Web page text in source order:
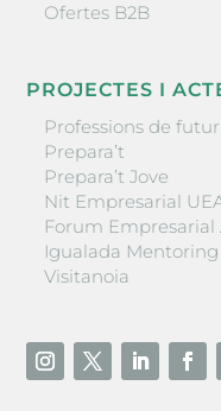
Ofertes B2B
PROJECTES I
Professions de futur
Prepara’t
Prepara’t Jove
Nit Empresarial
Forum Empresarial
Igualada Mentoring
Visitanoia